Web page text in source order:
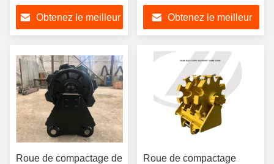
Kobelco SK60
Obtenez le meilleur
Q355B+NM
Obtenez le meilleur
Roue de compactage de
Roue de compactage